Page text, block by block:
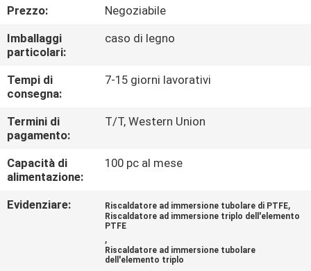
CONTROLLO
DELLA
QUALITÀ
CONTATTACI
NOTIZIE
PREVENTIVO
Prezzo:
Negoziabile
Imballaggi
particolari:
caso di legno
Tempi di
consegna:
7-15 giorni lavorativi
Termini di
pagamento:
T/T, Western Union
Capacità di
alimentazione:
100 pc al mese
Evidenziare: Riscaldatore ad immersione tubolare di PTFE,
Riscaldatore ad immersione triplo dell'elemento
PTFE
,
Riscaldatore ad immersione tubolare
dell'elemento triplo